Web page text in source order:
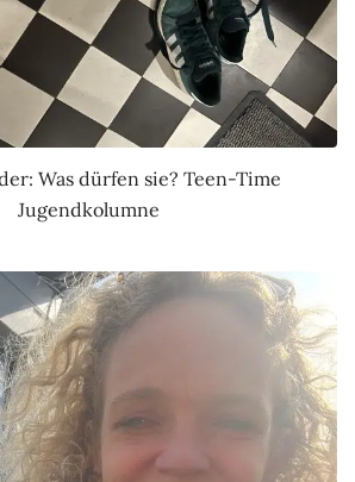
Was dürfen sie? Teen-Time
Jugendkolumne